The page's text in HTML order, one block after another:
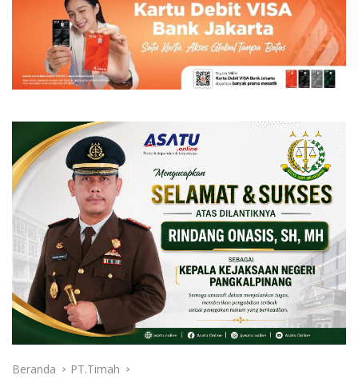
Beranda PT.Timah